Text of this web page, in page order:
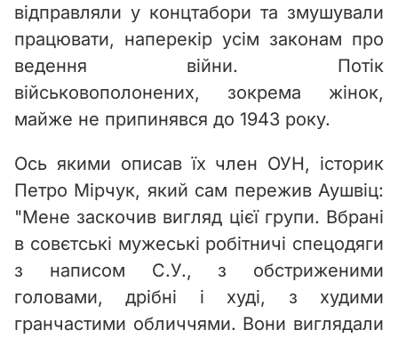
відправляли у концтабори та змушували
працювати, наперекір усім законам про
ведення війни. Потік
військовополонених, зокрема жінок,
майже не припинявся до 1943 року.
Ось якими описав їх член ОУН, історик
Петро Мірчук, який сам пережив Аушвіц:
"Мене заскочив вигляд цієї групи. Вбрані
в совєтські мужеські робітничі спецодяги
з написом С.У., з обстриженими
головами, дрібні і худі, з худими
гранчастими обличчями. Вони виглядали